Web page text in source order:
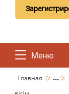
Меню
Главная ...